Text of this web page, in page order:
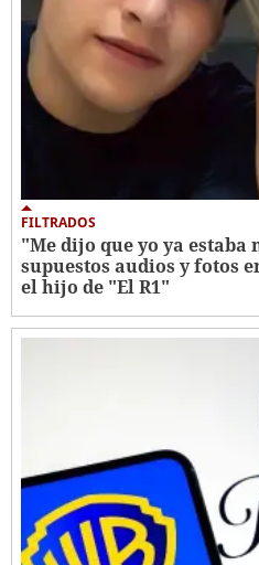
FILTRADOS
"Me dijo que yo ya estaba
supuestos audios y fotos
el hijo de "El R1"